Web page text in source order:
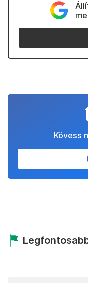
Kövess